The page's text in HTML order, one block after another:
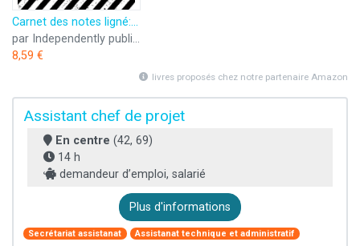
Carnet des notes ligné: Je suis assistant chef de projet et toi quel est ton super pouvoir?
par Independently published
8,59 €
livres proposés chez notre partenaire Amazon
Assistant chef de projet
En centre (42, 69)
14 h
demandeur d’emploi, salarié
Plus d'informations
Secrétariat assistanat Assistanat technique et administratif